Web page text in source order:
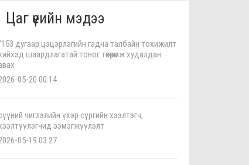
Цаг үеийн мэдээ
дугаар цэцэрлэгийн гадна талбайн тохижилт
шаардлагатай тоног төхөөрөмж худалдан
05-20 00:14
чиглэлийн үхэр сүргийн хээлтэгч,
ээмэгжүүлэлт
05-19 03:27